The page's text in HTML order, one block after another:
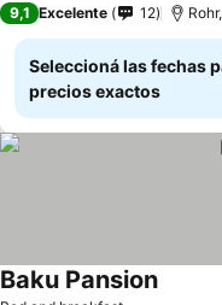
9,1 Excelente 12
Seleccioná las fechas
precios exactos
Baku Pansion